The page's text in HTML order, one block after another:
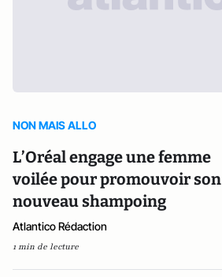
NON MAIS ALLO
L’Oréal engage une femme
voilée pour promouvoir son
nouveau shampoing
Atlantico Rédaction
1 min de lecture